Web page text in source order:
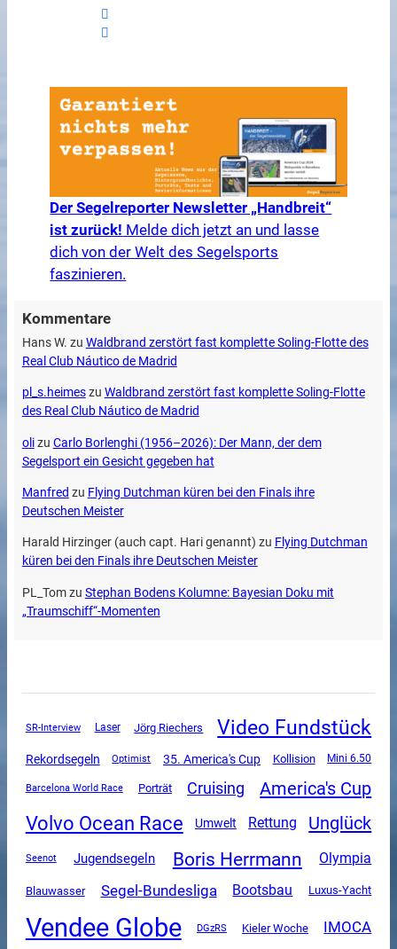
Der Segelreporter Newsletter „Handbreit“
ist zurück! Melde dich jetzt an und lasse
dich von der Welt des Segelsports
faszinieren.
Kommentare
Hans W. zu Waldbrand zerstört fast komplette Soling-Flotte des
Real Club Náutico de Madrid
pl_s.heimeszu Waldbrand zerstört fast komplette Soling-Flotte
des Real Club Náutico de Madrid
olizu Carlo Borlenghi (1956–2026): Der Mann, der dem
Segelsport ein Gesicht gegeben hat
Manfred zu Flying Dutchman küren bei den Finals ihre
Deutschen Meister
Harald Hirzinger (auch capt. Hari genannt) zu Flying Dutchman
küren bei den Finals ihre Deutschen Meister
PL_Tomzu Stephan Bodens Kolumne: Bayesian Doku mit
„Traumschiff“-Momenten
SR-Interview Laser Jörg Riechers Video Fundstück
Rekordsegeln Optimist 35. America's Cup Kollision Mini 6.50
Barcelona World Race Porträt Cruising America's Cup
Volvo Ocean Race Umwelt Rettung Unglück
Seenot Jugendsegeln Boris Herrmann Olympia
Blauwasser Segel-Bundesliga Bootsbau Luxus-Yacht
Vendee Globe DGzRS Kieler Woche IMOCA